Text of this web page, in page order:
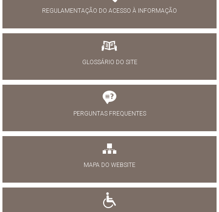
REGULAMENTAÇÃO DO ACESSO À INFORMAÇÃO
GLOSSÁRIO DO SITE
PERGUNTAS FREQUENTES
MAPA DO WEBSITE